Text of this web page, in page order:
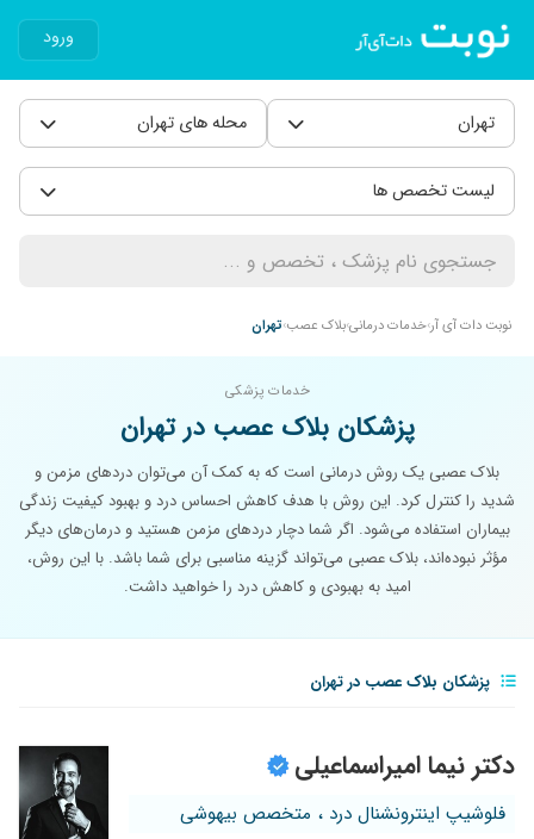
ورود
تهران محله های تهران
لیست تخصص ها
نوبت دات آی آر خدمات درمانیبلاک عصب تهران
خدمات پزشکی
پزشکان بلاک عصب در تهران
بلاک عصبی یک روش درمانی است که به کمک آن می‌توان دردهای مزمن و
شدید را کنترل کرد. این روش با هدف کاهش احساس درد و بهبود کیفیت زندگی
بیماران استفاده می‌شود. اگر شما دچار دردهای مزمن هستید و درمان‌های دیگر
مؤثر نبوده‌اند، بلاک عصبی می‌تواند گزینه مناسبی برای شما باشد. با این روش،
امید به بهبودی و کاهش درد را خواهید داشت.
پزشکان بلاک عصب در تهران
دکتر نیما امیراسماعیلی
فلوشیپ اینترونشنال درد ، متخصص بیهوشی